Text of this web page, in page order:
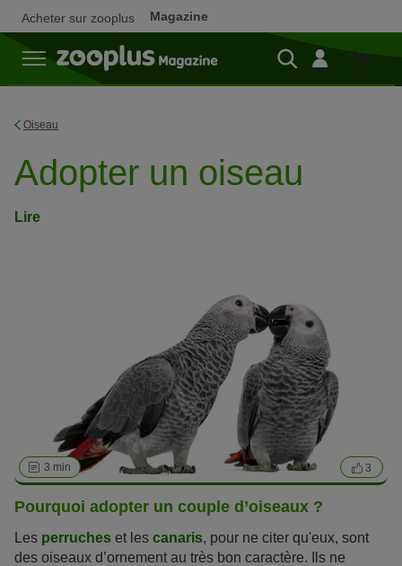
Acheter sur zooplus Magazine
Oiseau
Adopter un oiseau
Lire
3 min 3
Pourquoi adopter un couple d’oiseaux ?
Les perruches et les canaris, pour ne citer qu'eux, sont
des oiseaux d’ornement au très bon caractère. Ils ne